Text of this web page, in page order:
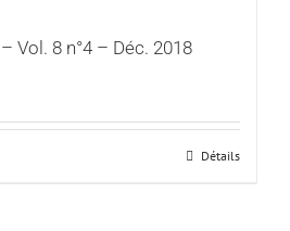
Vol. 8 n°4 – Déc. 2018
Détails